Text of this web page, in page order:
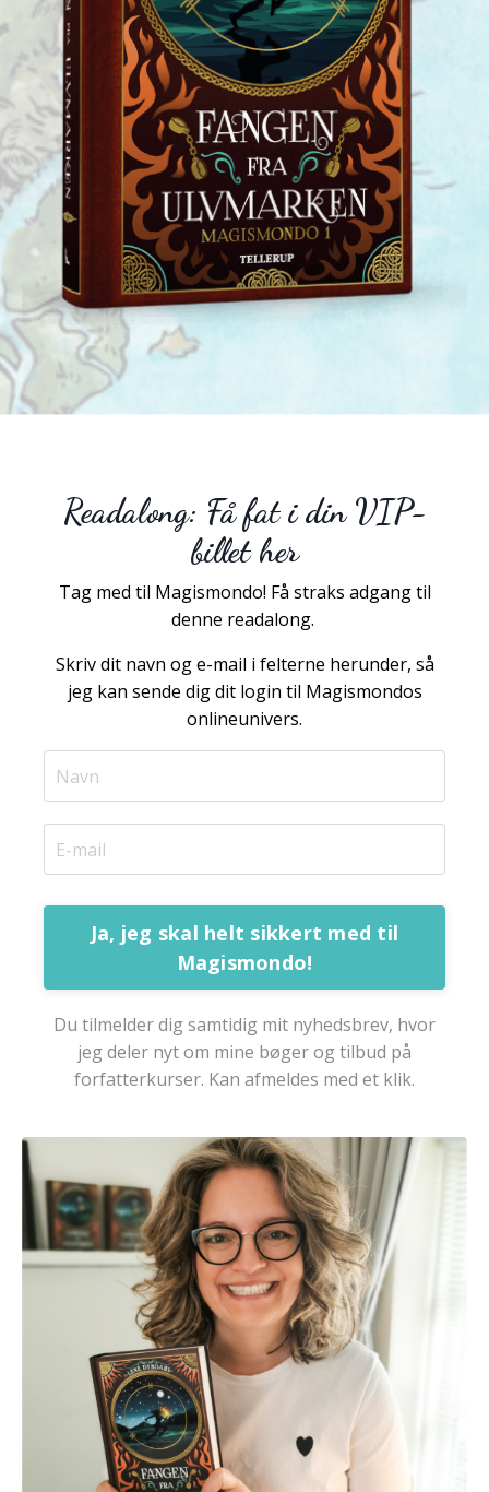
Readalong: Få fat i din VIP-
billet her
Tag med til Magismondo! Få straks adgang til
denne readalong.
Skriv dit navn og e-mail i felterne herunder, så
jeg kan sende dig dit login til Magismondos
onlineunivers.
Ja, jeg skal helt sikkert med til
Magismondo!
Du tilmelder dig samtidig mit nyhedsbrev, hvor
jeg deler nyt om mine bøger og tilbud på
forfatterkurser. Kan afmeldes med et klik.